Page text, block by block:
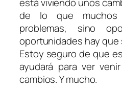
de lo que muchos
problemas, sino
oportunidades hay que
Estoy seguro de que
ayudará para ver
cambios. Y mucho.